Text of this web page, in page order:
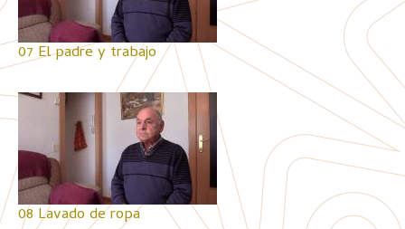
07 El padre y trabajo
08 Lavado de ropa